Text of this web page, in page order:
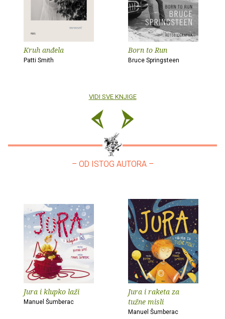
Kruh anđela
Patti Smith
Born to Run
Bruce Springsteen
VIDI SVE KNJIGE
– OD ISTOG AUTORA –
Jura i klupko laži
Manuel Šumberac
Jura i raketa za
tužne misli
Manuel Šumberac